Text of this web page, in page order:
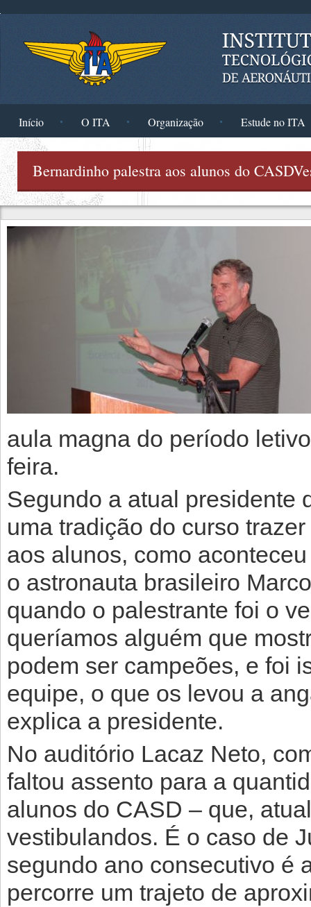
Início O ITA Organização Estude no ITA
Bernardinho palestra aos alunos do
aula magna do período
feira.
Segundo a atual presidente
uma tradição do curso
aos alunos, como
o astronauta brasileiro
quando o palestrante foi o
queríamos alguém que
podem ser campeões, e foi
equipe, o que os levou a
explica a presidente.
No auditório Lacaz Neto,
faltou assento para a
alunos do CASD – que,
vestibulandos. É o caso de
segundo ano consecutivo é
percorre um trajeto de